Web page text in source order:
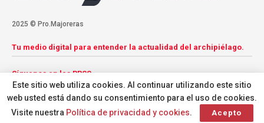
2025 © Pro.Majoreras
Tu medio digital para entender la actualidad del archipiélago.
Síguenos en las RRSS
Este sitio web utiliza cookies. Al continuar utilizando este sitio
web usted está dando su consentimiento para el uso de cookies.
Visite nuestra Política de privacidad y cookies. Acepto